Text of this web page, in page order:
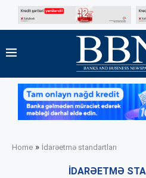
Home » İdarəetmə standartları
İDARƏETMƏ